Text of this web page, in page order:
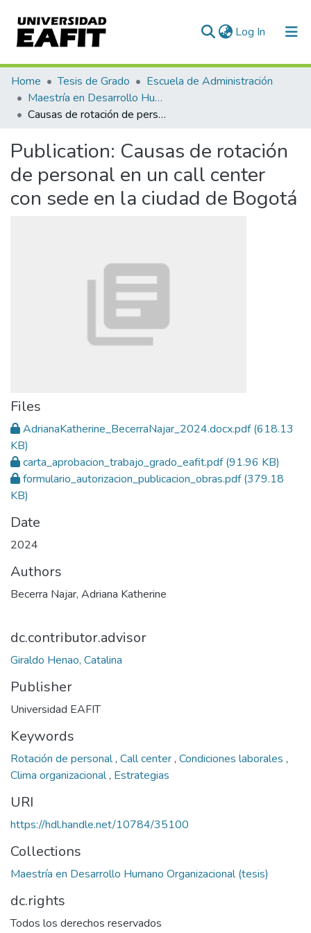
Log In (current)
Communities & Collections
All of DSpace
Home Tesis de Grado
Escuela de Administración
Maestría en Desarrollo Humano Organizacional (tesis)
Causas de rotación de personal en un call center con sede en la ciudad de Bogotá
Publication: Causas de rotación
de personal en un call center
con sede en la ciudad de Bogotá
Files
AdrianaKatherine_BecerraNajar_2024.docx.pdf(618.13
KB)
carta_aprobacion_trabajo_grado_eafit.pdf(91.96 KB)
formulario_autorizacion_publicacion_obras.pdf(379.18
KB)
Date
2024
Authors
Becerra Najar, Adriana Katherine
dc.contributor.advisor
Giraldo Henao, Catalina
Publisher
Universidad EAFIT
Keywords
Rotación de personal, Call center, Condiciones laborales ,
Clima organizacional, Estrategias
URI
https://hdl.handle.net/10784/35100
Collections
Maestría en Desarrollo Humano Organizacional (tesis)
dc.rights
Todos los derechos reservados